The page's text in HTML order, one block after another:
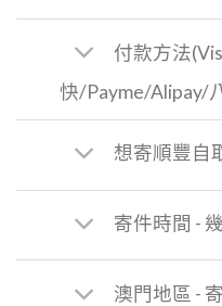
付款方法
快/Payme/Alipay/
想寄順豐自
寄件時間 -
澳門地區 -